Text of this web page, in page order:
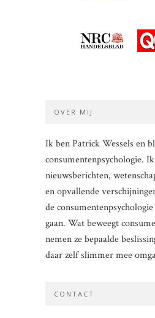
OVER MIJ
Ik ben Patrick Wessels en
consumentenpsychologie.
nieuwsberichten,
en opvallende
de
gaan. Wat beweegt
nemen ze bepaalde
daar zelf slimmer mee
CONTACT